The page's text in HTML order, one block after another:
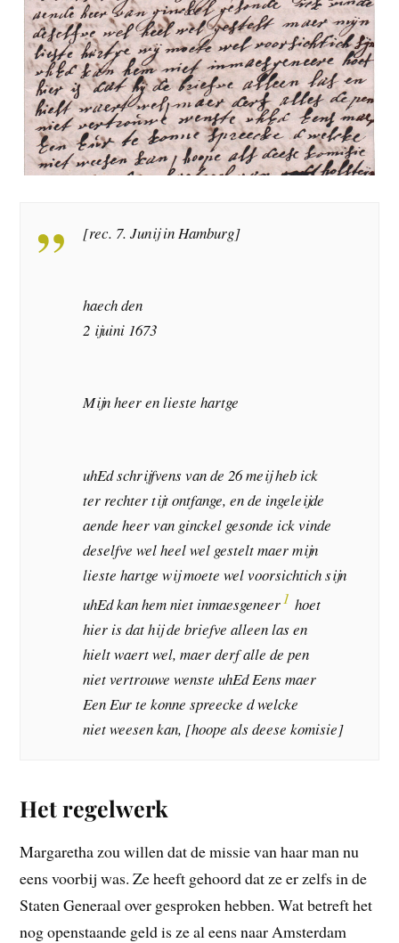
[rec. 7. Junij in Hamburg]
haech den
2 ijuini 1673
Mijn heer en lieste hartge
uhEd schrijfvens van de 26 meij heb ick
ter rechter tijt ontfange, en de ingeleijde
aende heer van ginckel gesonde ick vinde
deselfve wel heel wel gestelt maer mijn
lieste hartge wij moete wel voorsichtich sijn
uhEd kan hem niet inmaesgeneer1 hoet
hier is dat hij de briefve alleen las en
hielt waert wel, maer derf alle de pen
niet vertrouwe wenste uhEd Eens maer
Een Eur te konne spreecke d welcke
niet weesen kan, [hoope als deese komisie]
Het regelwerk
Margaretha zou willen dat de missie van haar man nu
eens voorbij was. Ze heeft gehoord dat ze er zelfs in de
Staten Generaal over gesproken hebben. Wat betreft het
nog openstaande geld is ze al eens naar Amsterdam